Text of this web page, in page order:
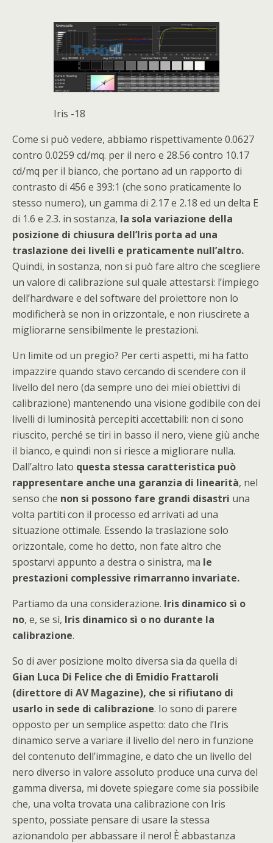
Iris -18
Come si può vedere, abbiamo rispettivamente 0.0627
contro 0.0259 cd/mq. per il nero e 28.56 contro 10.17
cd/mq per il bianco, che portano ad un rapporto di
contrasto di 456 e 393:1 (che sono praticamente lo
stesso numero), un gamma di 2.17 e 2.18 ed un delta E
di 1.6 e 2.3. in sostanza, la sola variazione della
posizione di chiusura dell’Iris porta ad una
traslazione dei livelli e praticamente null’altro.
Quindi, in sostanza, non si può fare altro che scegliere
un valore di calibrazione sul quale attestarsi: l’impiego
dell’hardware e del software del proiettore non lo
modificherà se non in orizzontale, e non riuscirete a
migliorarne sensibilmente le prestazioni.
Un limite od un pregio? Per certi aspetti, mi ha fatto
impazzire quando stavo cercando di scendere con il
livello del nero (da sempre uno dei miei obiettivi di
calibrazione) mantenendo una visione godibile con dei
livelli di luminosità percepiti accettabili: non ci sono
riuscito, perché se tiri in basso il nero, viene giù anche
il bianco, e quindi non si riesce a migliorare nulla.
Dall’altro lato questa stessa caratteristica può
rappresentare anche una garanzia di linearità, nel
senso che non si possono fare grandi disastri una
volta partiti con il processo ed arrivati ad una
situazione ottimale. Essendo la traslazione solo
orizzontale, come ho detto, non fate altro che
spostarvi appunto a destra o sinistra, ma le
prestazioni complessive rimarranno invariate.
Partiamo da una considerazione. Iris dinamico sì o
no, e, se sì, Iris dinamico sì o no durante la
calibrazione.
So di aver posizione molto diversa sia da quella di
Gian Luca Di Felice che di Emidio Frattaroli
(direttore di AV Magazine), che si rifiutano di
usarlo in sede di calibrazione. Io sono di parere
opposto per un semplice aspetto: dato che l’Iris
dinamico serve a variare il livello del nero in funzione
del contenuto dell’immagine, e dato che un livello del
nero diverso in valore assoluto produce una curva del
gamma diversa, mi dovete spiegare come sia possibile
che, una volta trovata una calibrazione con Iris
spento, possiate pensare di usare la stessa
azionandolo per abbassare il nero! È abbastanza